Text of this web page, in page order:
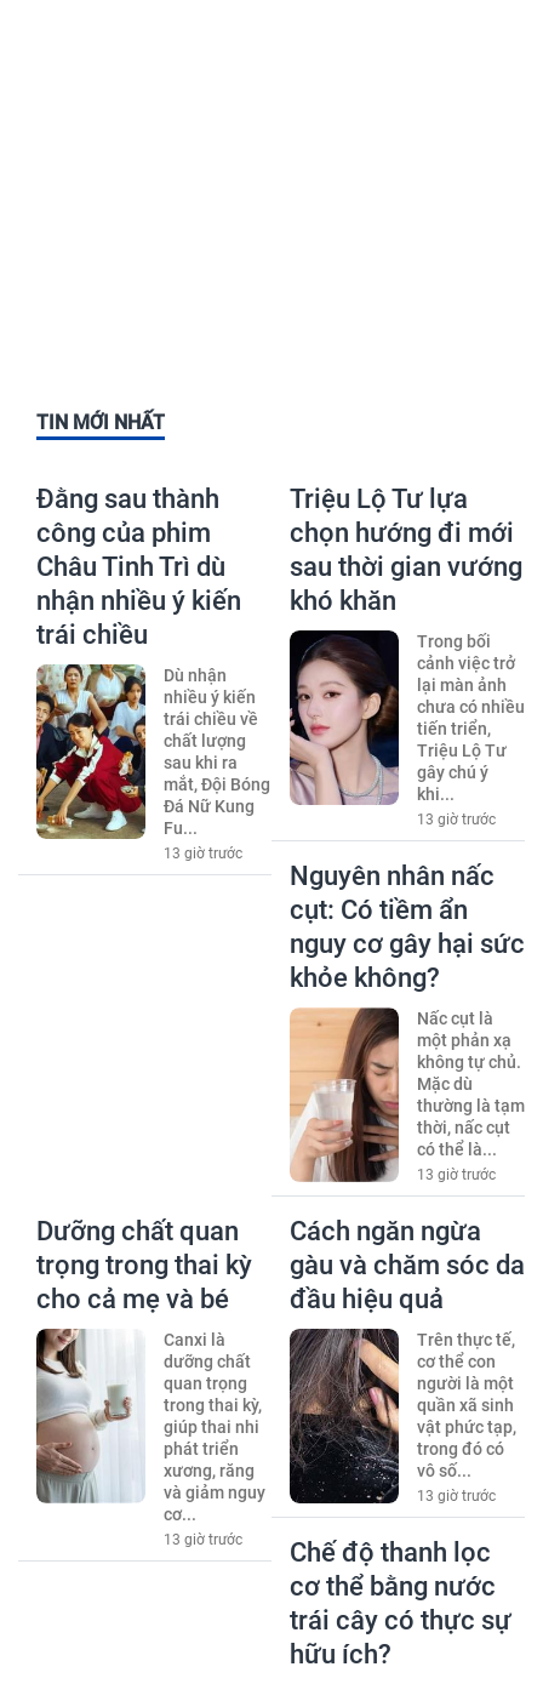
TIN MỚI NHẤT
Đằng sau thành
công của phim
Châu Tinh Trì dù
nhận nhiều ý kiến
trái chiều
Dù nhận
nhiều ý kiến
trái chiều về
chất lượng
sau khi ra
mắt, Đội Bóng
Đá Nữ Kung
Fu...
13 giờ trước
Triệu Lộ Tư lựa
chọn hướng đi mới
sau thời gian vướng
khó khăn
Trong bối
cảnh việc trở
lại màn ảnh
chưa có nhiều
tiến triển,
Triệu Lộ Tư
gây chú ý
khi...
13 giờ trước
Nguyên nhân nấc
cụt: Có tiềm ẩn
nguy cơ gây hại sức
khỏe không?
Nấc cụt là
một phản xạ
không tự chủ.
Mặc dù
thường là tạm
thời, nấc cụt
có thể là...
13 giờ trước
Dưỡng chất quan
trọng trong thai kỳ
cho cả mẹ và bé
Canxi là
dưỡng chất
quan trọng
trong thai kỳ,
giúp thai nhi
phát triển
xương, răng
và giảm nguy
cơ...
13 giờ trước
Cách ngăn ngừa
gàu và chăm sóc da
đầu hiệu quả
Trên thực tế,
cơ thể con
người là một
quần xã sinh
vật phức tạp,
trong đó có
vô số...
13 giờ trước
Chế độ thanh lọc
cơ thể bằng nước
trái cây có thực sự
hữu ích?